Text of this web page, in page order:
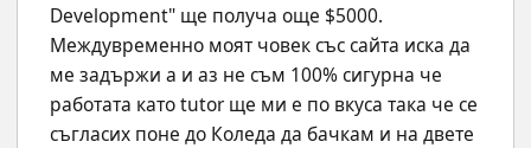
Development" ще получа още $5000.
Междувременно моят човек със сайта иска да
ме задържи а и аз не съм 100% сигурна че
работата като tutor ще ми е по вкуса така че се
съгласих поне до Коледа да бачкам и на двете